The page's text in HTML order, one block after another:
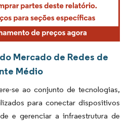
Mercado de Redes de
Médio
se ao conjunto de tecnologias,
para conectar dispositivos
e gerenciar a infraestrutura de